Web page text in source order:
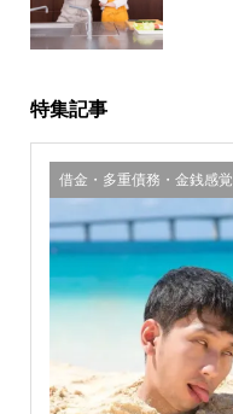
特集記事
借金・多重債務・金銭感覚